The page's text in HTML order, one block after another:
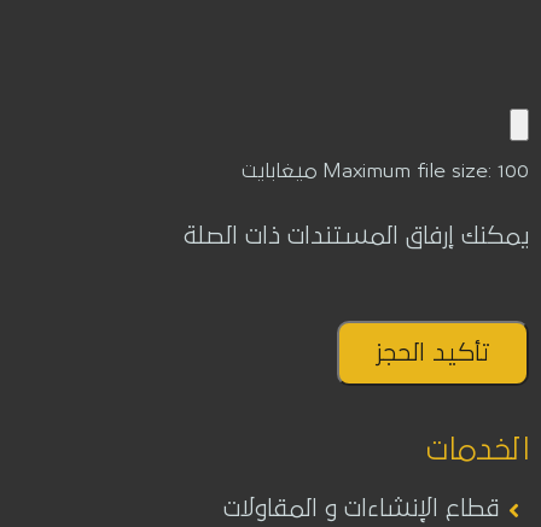
Maximum file size: 100 ميغابايت
يمكنك إرفاق المستندات ذات الصلة
تأكيد الحجز
الخدمات
قطاع الإنشاءات و المقاولات